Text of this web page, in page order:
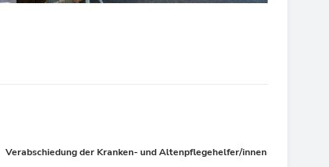
Verabschiedung der Kranken- und Altenpflegehelfer/innenNächster